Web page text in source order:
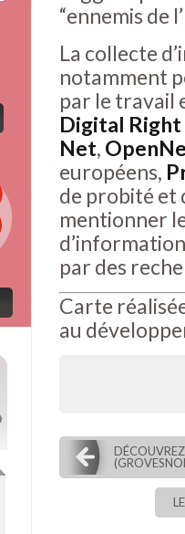
“ennemis de
La collecte
notamment
par le travail
Digital
Net,
européens,
de probité et
mentionner
par des
Carte
au
OLD LINKS
LA NOSTALGIE EN MÉMOIRE